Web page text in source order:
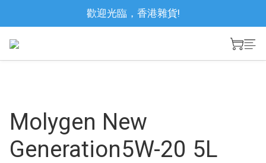
歡迎光臨，香港雜貨!
Molygen New
Generation5W-20 5L